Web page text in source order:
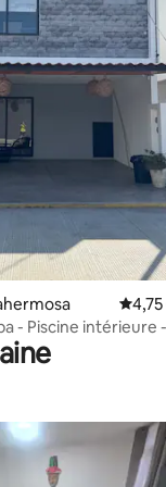
commentaires
Note
4,75
- Piscine intérieure -